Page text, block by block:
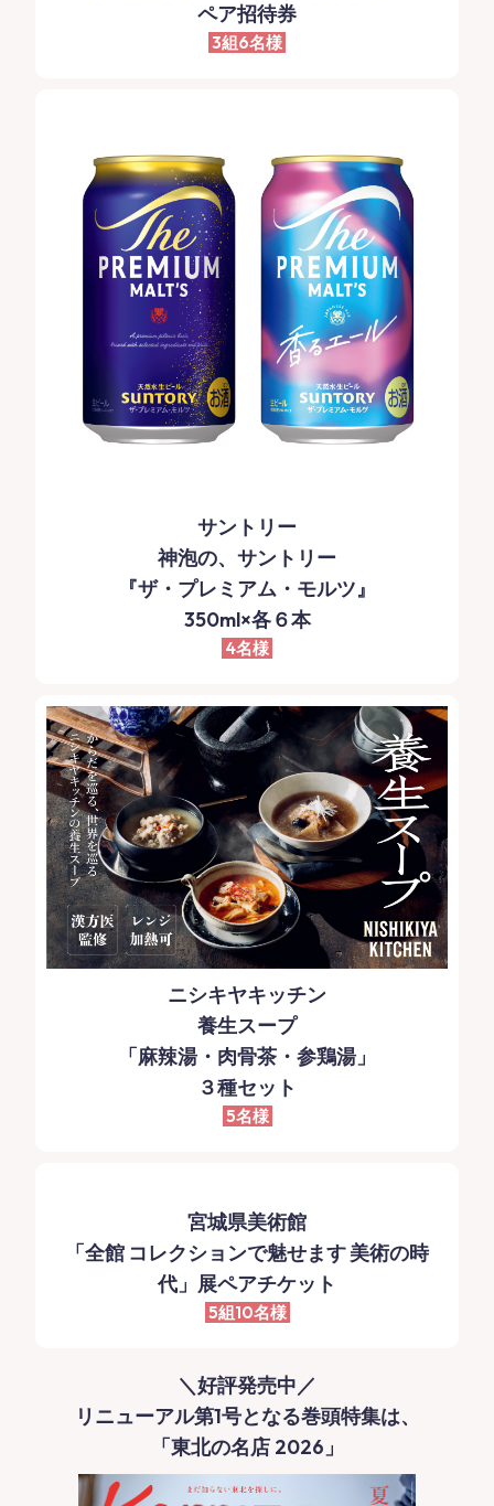
ペア招待券
3組6名様
サントリー
神泡の、サントリー
『ザ・プレミアム・モルツ』
350ml×各６本
4名様
ニシキヤキッチン
養生スープ
「麻辣湯・肉骨茶・参鶏湯」
３種セット
5名様
宮城県美術館
「全館 コレクションで魅せます 美術の時
代」展ペアチケット
5組10名様
＼好評発売中／
リニューアル第1号となる巻頭特集は、
「東北の名店 2026」